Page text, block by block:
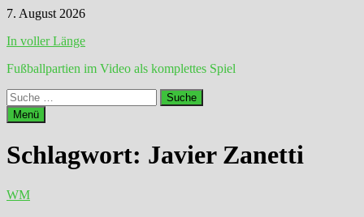
Zum
springen
7. August 2026
In voller Länge
Fußballpartien im Video als komplettes Spiel
Suche
nach:
Menü
Schlagwort: Javier Zanetti
WM